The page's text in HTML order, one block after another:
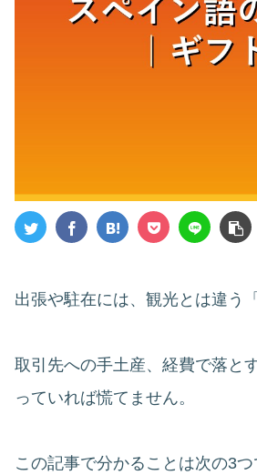
出張や駐在には、観光とは違う
取引先への手土産、経費で落と
っていれば慌てません。
この記事で分かることは次の3つ